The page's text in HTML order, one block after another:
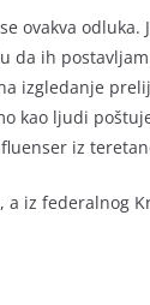
ovakva
da ih
izgledanje
kao ljudi
iz
iz federalnog